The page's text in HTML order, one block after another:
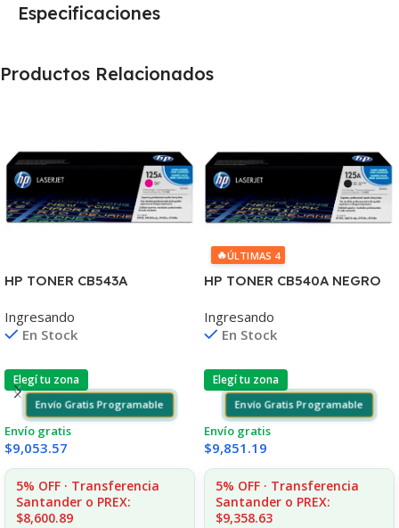
Especificaciones
Productos Relacionados
HP TONER CB543A
COPIAS
1215/1515/1510/1312
Ingresando
En Stock
Elegí tu zona
Envío Gratis Programable
Envío gratis
$9,053.57
5% OFF · Transferencia
Santander o PREX:
$8,600.89
🔥ÚLTIMAS 4
HP TONER CB540A NEGRO
1215/1515/1510/1312
Ingresando
En Stock
Elegí tu zona
Envío Gratis Programable
Envío gratis
$9,851.19
5% OFF · Transferencia
Santander o PREX:
$9,358.63